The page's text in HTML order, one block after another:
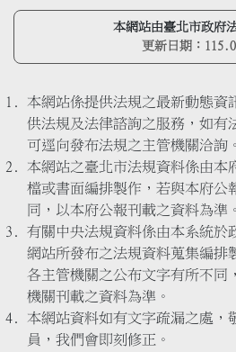
本網站由臺北市政府
更新日期：
本網站係提供法規之最新動態資
供法規及法律諮詢之服務，如有
可逕向發布法規之主管機關洽詢。
本網站之臺北市法規資料係由本
檔或書面編排製作，若與本府公
同，以本府公報刊載之資料為準。
有關中央法規資料係由本系統於
網站所發布之法規資料蒐集編排
各主管機關之公布文字有所不同
機關刊載之資料為準。
本網站資料如有文字疏漏之處，
員，我們會即刻修正。